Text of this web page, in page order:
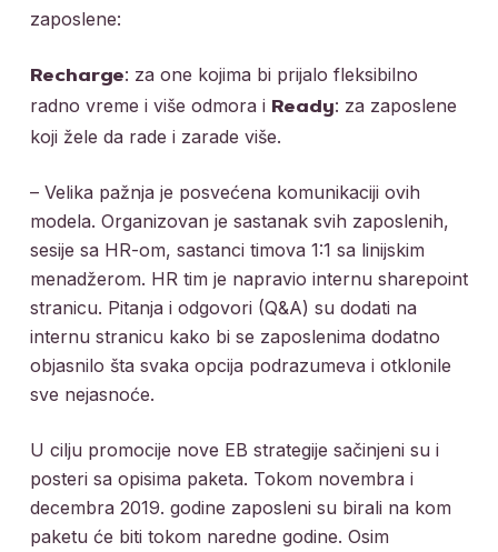
zaposlene:
Recharge: za one kojima bi prijalo fleksibilno
radno vreme i više odmora i
Ready: za zaposlene
koji žele da rade i zarade više.
– Velika pažnja je posvećena komunikaciji ovih
modela. Organizovan je sastanak svih zaposlenih,
sesije sa HR-om, sastanci timova 1:1 sa linijskim
menadžerom. HR tim je napravio internu sharepoint
stranicu. Pitanja i odgovori (Q&A) su dodati na
internu stranicu kako bi se zaposlenima dodatno
objasnilo šta svaka opcija podrazumeva i otklonile
sve nejasnoće.
U cilju promocije nove EB strategije sačinjeni su i
posteri sa opisima paketa. Tokom novembra i
decembra 2019. godine zaposleni su birali na kom
paketu će biti tokom naredne godine. Osim